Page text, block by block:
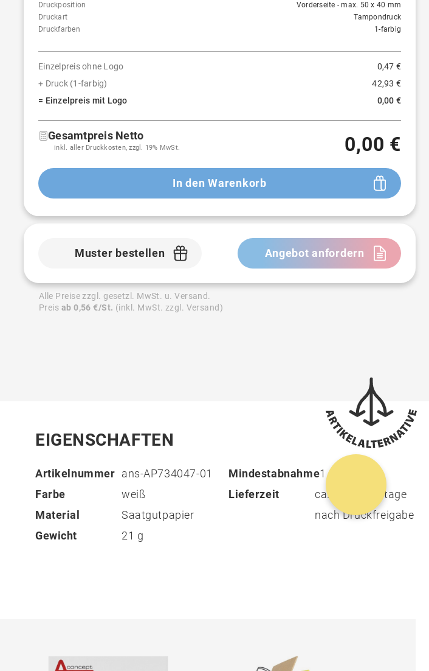
Druckposition
Vorderseite - max. 50 x 40 mm
Druckart
Tampondruck
Druckfarben
1-farbig
Einzelpreis ohne Logo
0,47 €
+ Druck (1-farbig)
42,93 €
= Einzelpreis mit Logo
0,00 €
Gesamtpreis Netto
inkl. aller Druckkosten, zzgl. 19% MwSt. 0,00 €
In den Warenkorb
Muster bestellen Angebot anfordern
Alle Preise zzgl. gesetzl. MwSt. u. Versand.
Preis ab 0,56 €/St. (inkl. MwSt. zzgl. Versand)
EIGENSCHAFTEN
Artikelnummer ans-AP734047-01
Farbe
weiß
Material
Saatgutpapier
Gewicht
21 g
Mindestabnahme1
Lieferzeit
ca. 15 Arbeitstage
nach Druckfreigabe